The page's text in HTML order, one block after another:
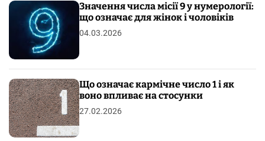
Значення числа місії 9 у нумерології:
що означає для жінок і чоловіків
04.03.2026
Що означає кармічне число 1 і як
воно впливає на стосунки
27.02.2026